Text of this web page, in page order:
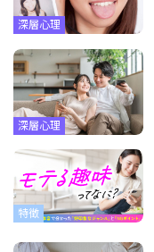
深層心理
深層心理
特徴